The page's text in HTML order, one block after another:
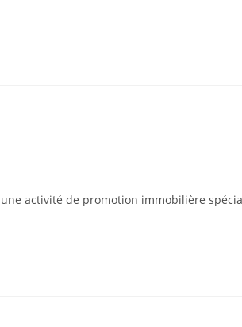
une activité de promotion immobilière